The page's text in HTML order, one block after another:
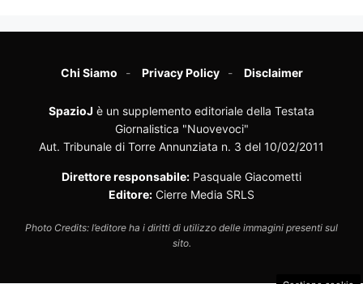
Chi Siamo Privacy Policy Disclaimer
SpazioJ è un supplemento editoriale della Testata
Giornalistica "Nuovevoci"
Aut. Tribunale di Torre Annunziata n. 3 del 10/02/2011
Direttore responsabile: Pasquale Giacometti
Editore: Cierre Media SRLS
Photo Credits: l’editore ha i diritti di utilizzo delle immagini presenti sul
sito.